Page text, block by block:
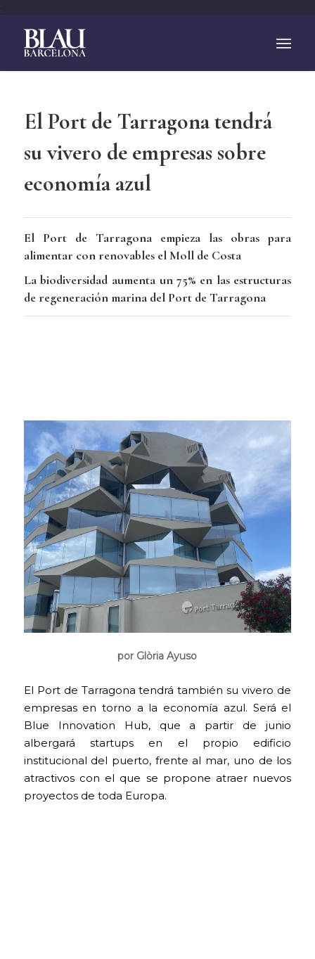
El Port de Tarragona tendrá
su vivero de empresas sobre
economía azul
El Port de Tarragona empieza las obras para
alimentar con renovables el Moll de Costa
La biodiversidad aumenta un 75% en las estructuras
de regeneración marina del Port de Tarragona
por Glòria Ayuso
El Port de Tarragona tendrá también su vivero de
empresas en torno a la economía azul. Será el
Blue Innovation Hub, que a partir de junio
albergará startups en el propio edificio
institucional del puerto, frente al mar, uno de los
atractivos con el que se propone atraer nuevos
proyectos de toda Europa.